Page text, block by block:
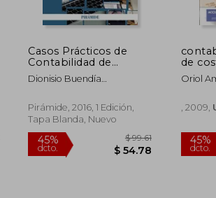
$ 94.44
$ 51.94
45%
dcto.
$ 66.09
$ 36.35
Casos Prácticos de
Contabilidad de
Gestión
Dionisio Buendía
Pirámide, 2016, 1 Edición,
Tapa Blanda, Nuevo
de
Oriol
, 2009,